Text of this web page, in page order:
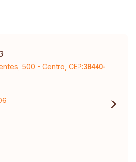
500 - Centro, CEP:38440-